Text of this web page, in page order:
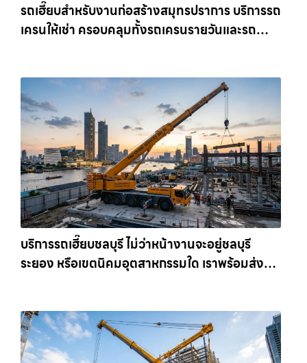
รถเฮี๊ยบสำหรับงานก่อสร้างสมุทรปราการ บริการรถ
เครนให้เช่า ครอบคลุมทั้งรถเครนรายวันและรถ
บริการรถเฮี๊ยบชลบุรี ไม่ว่าหน้างานจะอยู่ชลบุรี
ระยอง หรือเขตนิคมอุตสาหกรรมใด เราพร้อมส่งรถ